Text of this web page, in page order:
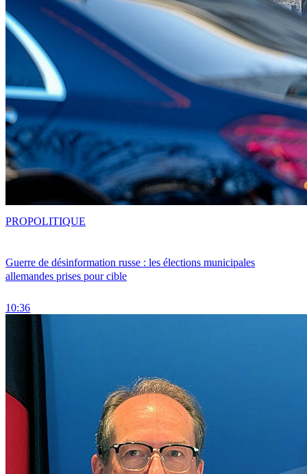
Guerre de désinformation russe : les élections municipales
allemandes prises pour cible
10:36
PROPOLITIQUE